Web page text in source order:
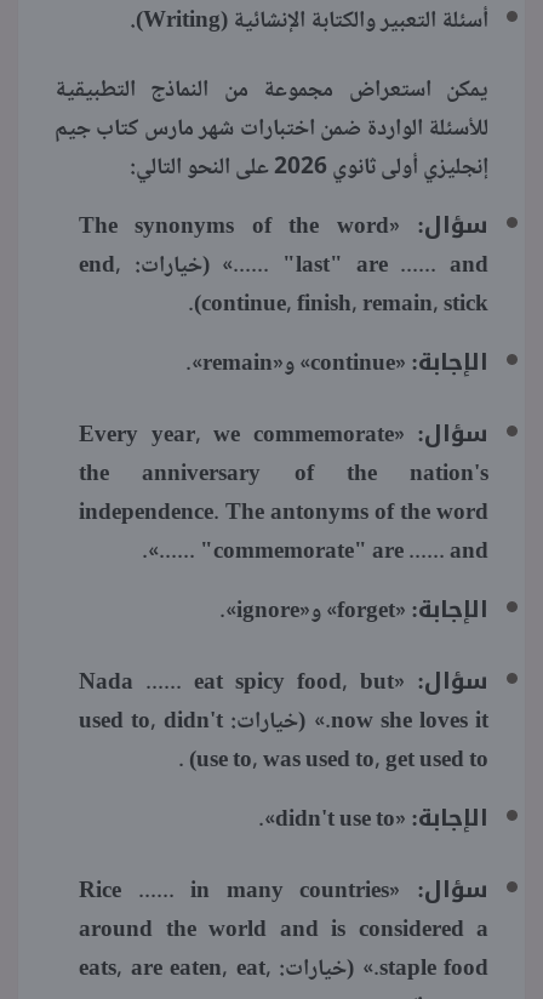
أسئلة التعبير والكتابة الإنشائية (Writing).
يمكن استعراض مجموعة من النماذج التطبيقية
للأسئلة الواردة ضمن اختبارات شهر مارس كتاب جيم
إنجليزي أولى ثانوي 2026 على النحو التالي:
سؤال:
​​​​​​​«The synonyms of the word
"last" are ...... and ......» (خيارات: end,
continue, finish, remain, stick).
الإجابة:«continue» و«remain».
سؤال:
«Every year, we commemorate
the anniversary of the nation's
independence. The antonyms of the word
"commemorate" are ...... and ......».
الإجابة:«forget» و«ignore».
سؤال:
«Nada ...... eat spicy food, but
now she loves it.» (خيارات: used to, didn't
use to, was used to, get used to) .
الإجابة:«didn't use to».
سؤال:
«Rice ...... in many countries
around the world and is considered a
staple food.» (خيارات: eats, are eaten, eat,